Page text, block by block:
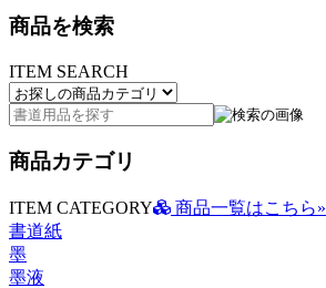
商品を検索
ITEM SEARCH
商品カテゴリ
ITEM CATEGORY
商品一覧はこちら»
書道紙
墨
墨液